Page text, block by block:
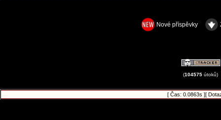
Nové příspěvky
(104575 útoků)
[ Čas: 0.0863s ][